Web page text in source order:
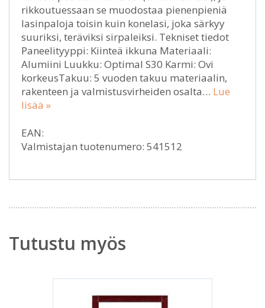
rikkoutuessaan se muodostaa pienenpieniä
lasinpaloja toisin kuin konelasi, joka särkyy
suuriksi, teräviksi sirpaleiksi. Tekniset tiedot
Paneelityyppi: Kiinteä ikkuna Materiaali:
Alumiini Luukku: Optimal S30 Karmi: Ovi
korkeusTakuu: 5 vuoden takuu materiaalin,
rakenteen ja valmistusvirheiden osalta… Lue
lisää »
EAN:
Valmistajan tuotenumero: 541512
Tutustu myös